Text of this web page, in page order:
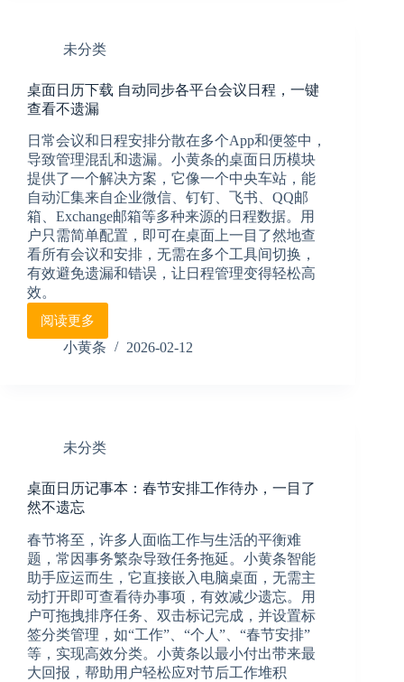
黄
贴
在
脑
上
的
日
程
管
理
助
未分类
桌面日历下载 自动同步各平台会议日程，一键
查看不遗漏
日常会议和日程安排分散在多个App和便签中，
导致管理混乱和遗漏。小黄条的桌面日历模块
提供了一个解决方案，它像一个中央车站，能
自动汇集来自企业微信、钉钉、飞书、QQ邮
箱、Exchange邮箱等多种来源的日程数据。用
户只需简单配置，即可在桌面上一目了然地查
看所有会议和安排，无需在多个工具间切换，
有效避免遗漏和错误，让日程管理变得轻松高
效。
阅读更多
桌
面
自
动
步
各
台
会
议
日
程，
一
键
查
小黄条 2026-02-12
未分类
桌面日历记事本：春节安排工作待办，一目了
然不遗忘
春节将至，许多人面临工作与生活的平衡难
题，常因事务繁杂导致任务拖延。小黄条智能
助手应运而生，它直接嵌入电脑桌面，无需主
动打开即可查看待办事项，有效减少遗忘。用
户可拖拽排序任务、双击标记完成，并设置标
签分类管理，如“工作”、“个人”、“春节安排”
等，实现高效分类。小黄条以最小付出带来最
大回报，帮助用户轻松应对节后工作堆积